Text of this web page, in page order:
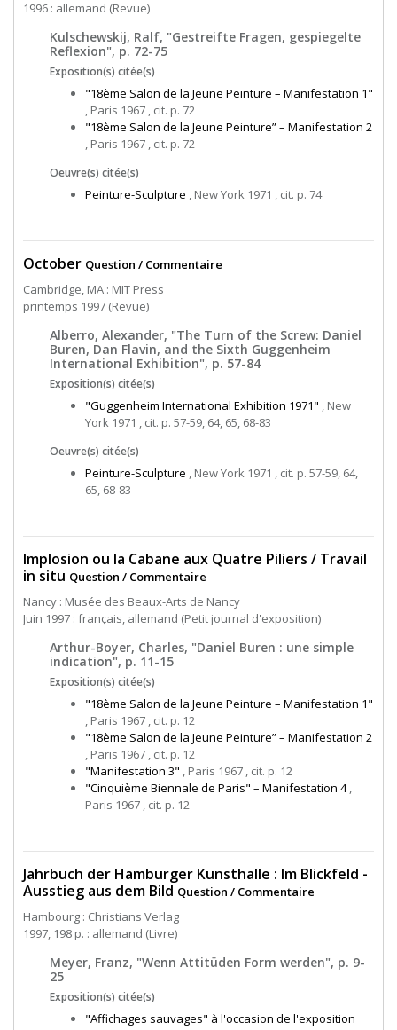
1996 : allemand (Revue)
Kulschewskij, Ralf, "Gestreifte Fragen, gespiegelte
Reflexion", p. 72-75
Exposition(s) citée(s)
"18ème Salon de la Jeune Peinture – Manifestation 1"
, Paris 1967 , cit. p. 72
"18ème Salon de la Jeune Peinture” – Manifestation 2
, Paris 1967 , cit. p. 72
Oeuvre(s) citée(s)
Peinture-Sculpture , New York 1971 , cit. p. 74
October Question / Commentaire
Cambridge, MA : MIT Press
printemps 1997 (Revue)
Alberro, Alexander, "The Turn of the Screw: Daniel
Buren, Dan Flavin, and the Sixth Guggenheim
International Exhibition", p. 57-84
Exposition(s) citée(s)
"Guggenheim International Exhibition 1971" , New
York 1971 , cit. p. 57-59, 64, 65, 68-83
Oeuvre(s) citée(s)
Peinture-Sculpture , New York 1971 , cit. p. 57-59, 64,
65, 68-83
Implosion ou la Cabane aux Quatre Piliers / Travail
in situ Question / Commentaire
Nancy : Musée des Beaux-Arts de Nancy
Juin 1997 : français, allemand (Petit journal d'exposition)
Arthur-Boyer, Charles, "Daniel Buren : une simple
indication", p. 11-15
Exposition(s) citée(s)
"18ème Salon de la Jeune Peinture – Manifestation 1"
, Paris 1967 , cit. p. 12
"18ème Salon de la Jeune Peinture” – Manifestation 2
, Paris 1967 , cit. p. 12
"Manifestation 3" , Paris 1967 , cit. p. 12
"Cinquième Biennale de Paris" – Manifestation 4,
Paris 1967 , cit. p. 12
Jahrbuch der Hamburger Kunsthalle : Im Blickfeld -
Ausstieg aus dem Bild Question / Commentaire
Hambourg : Christians Verlag
1997, 198 p. : allemand (Livre)
Meyer, Franz, "Wenn Attitüden Form werden", p. 9-
25
Exposition(s) citée(s)
"Affichages sauvages" à l'occasion de l'exposition